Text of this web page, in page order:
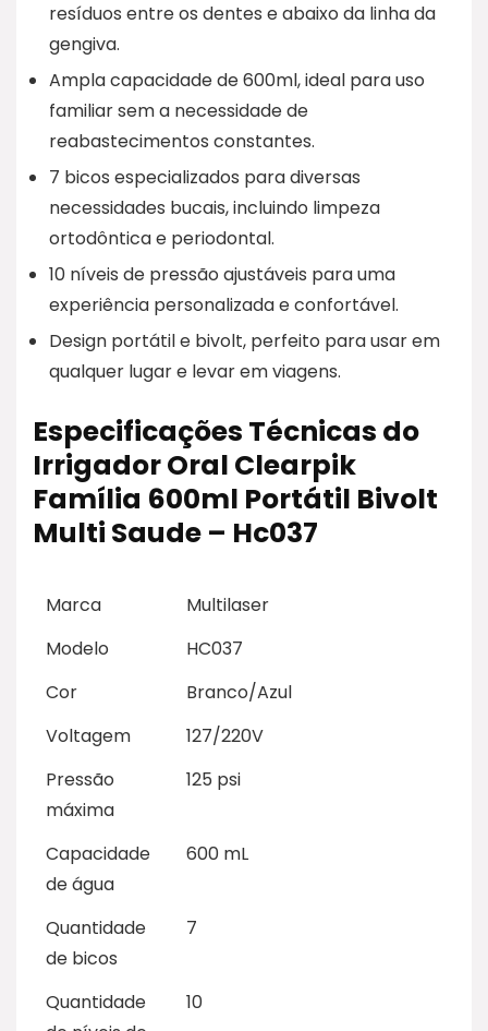
resíduos entre os dentes e abaixo da linha da
gengiva.
Ampla capacidade de 600ml, ideal para uso
familiar sem a necessidade de
reabastecimentos constantes.
7 bicos especializados para diversas
necessidades bucais, incluindo limpeza
ortodôntica e periodontal.
10 níveis de pressão ajustáveis para uma
experiência personalizada e confortável.
Design portátil e bivolt, perfeito para usar em
qualquer lugar e levar em viagens.
Especificações Técnicas do
Irrigador Oral Clearpik
Família 600ml Portátil Bivolt
Multi Saude – Hc037
Marca
Multilaser
Modelo
HC037
Cor
Branco/Azul
Voltagem
127/220V
Pressão
máxima
125 psi
Capacidade
de água
600 mL
Quantidade
de bicos
7
Quantidade
10